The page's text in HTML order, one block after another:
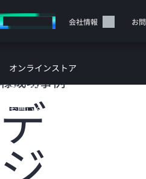
イ
テ
に
ッ
会社情報 お
オンラインストア
サービス
お問い合わせ
HPEのお客
様成功事例
デ